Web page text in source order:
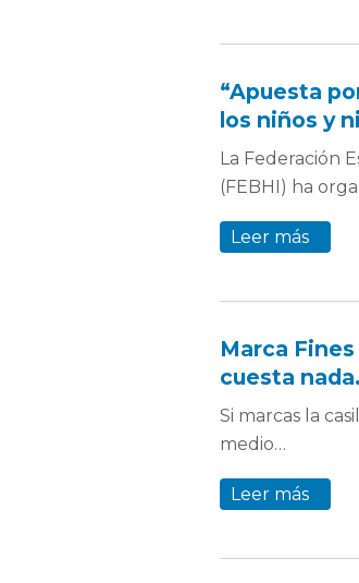
“Apuesta
los niños y
La Federación
(FEBHI) ha
Leer más
Marca
cuesta nada.
Si marcas la
medio…
Leer más